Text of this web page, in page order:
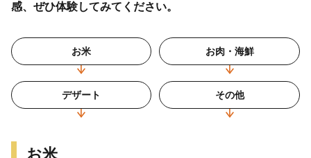
感、ぜひ体験してみてください。
お米 お肉・海鮮
デザート その他
お米